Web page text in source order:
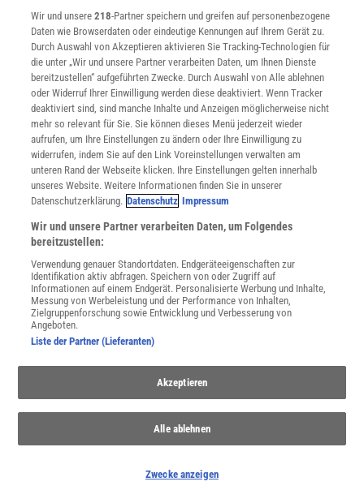
THEMENKANÄLE
Wir und unsere218-Partner speichern und greifen auf personenbezogene
Daten wie Browserdaten oder eindeutige Kennungen auf Ihrem Gerät zu.
Durch Auswahl von Akzeptieren aktivieren Sie Tracking-Technologien für
die unter „Wir und unsere Partner verarbeiten Daten, um Ihnen Dienste
bereitzustellen“ aufgeführten Zwecke. Durch Auswahl von Alle ablehnen
oder Widerruf Ihrer Einwilligung werden diese deaktiviert. Wenn Tracker
deaktiviert sind, sind manche Inhalte und Anzeigen möglicherweise nicht
mehr so relevant für Sie. Sie können dieses Menü jederzeit wieder
aufrufen, um Ihre Einstellungen zu ändern oder Ihre Einwilligung zu
widerrufen, indem Sie auf den Link Voreinstellungen verwalten am
unteren Rand der Webseite klicken. Ihre Einstellungen gelten innerhalb
unseres Website. Weitere Informationen finden Sie in unserer
Datenschutzerklärung. Datenschutz Impressum
Wir und unsere Partner verarbeiten Daten, um Folgendes
bereitzustellen:
Verwendung genauer Standortdaten. Endgeräteeigenschaften zur
Identifikation aktiv abfragen. Speichern von oder Zugriff auf
Informationen auf einem Endgerät. Personalisierte Werbung und Inhalte,
Messung von Werbeleistung und der Performance von Inhalten,
Zielgruppenforschung sowie Entwicklung und Verbesserung von
Angeboten.
Liste der Partner (Lieferanten)
Akzeptieren
Alle ablehnen
Zwecke anzeigen